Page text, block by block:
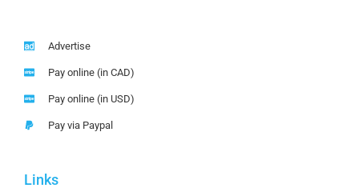
Advertise
Pay online (in CAD)
Pay online (in USD)
Pay via Paypal
Links